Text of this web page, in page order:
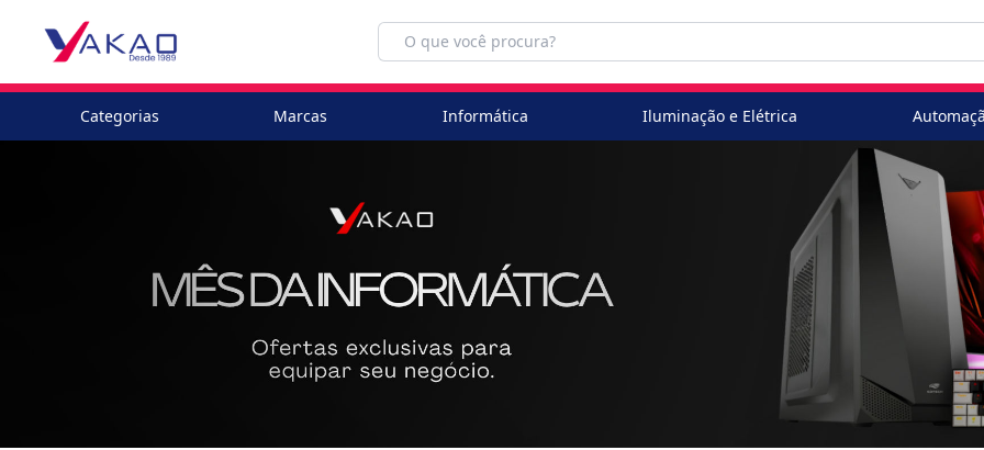
Categorias Marcas Informática Iluminação e Elétrica